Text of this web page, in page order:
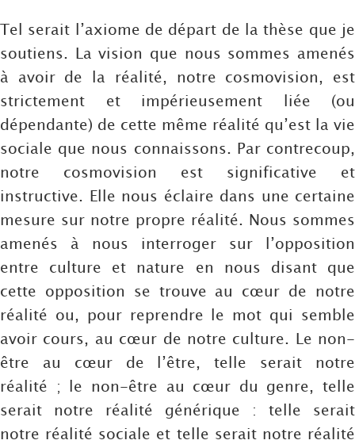
Tel serait l’axiome de départ de la thèse que je
soutiens. La vision que nous sommes amenés
à avoir de la réalité, notre cosmovision, est
strictement et impérieusement liée (ou
dépendante) de cette même réalité qu’est la vie
sociale que nous connaissons. Par contrecoup,
notre cosmovision est significative et
instructive. Elle nous éclaire dans une certaine
mesure sur notre propre réalité. Nous sommes
amenés à nous interroger sur l’opposition
entre culture et nature en nous disant que
cette opposition se trouve au cœur de notre
réalité ou, pour reprendre le mot qui semble
avoir cours, au cœur de notre culture. Le non-
être au cœur de l’être, telle serait notre
réalité ; le non-être au cœur du genre, telle
serait notre réalité générique : telle serait
notre réalité sociale et telle serait notre réalité